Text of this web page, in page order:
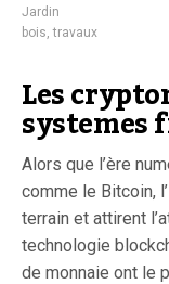
Jardin
bois,travaux
Les
systemes
Alors que l’ère
comme le Bitcoin,
terrain et attirent
technologie
de monnaie ont le